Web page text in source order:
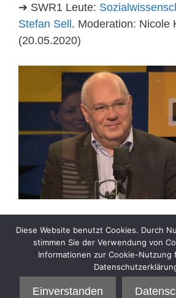
➔ SWR1 Leute:
Stefan Sell. Moderation: Nicole
(20.05.2020)
Video
Kategorien
Interview
Diese Website benutzt Cookies. Durch
stimmen Sie der Verwendung von
Informationen zur Cookie-Nutzung
Einverstanden